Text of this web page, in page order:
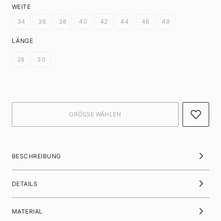
WEITE
34
36 38 40 42 44 46 48
LÄNGE
28 30
BESCHREIBUNG
DETAILS
MATERIAL